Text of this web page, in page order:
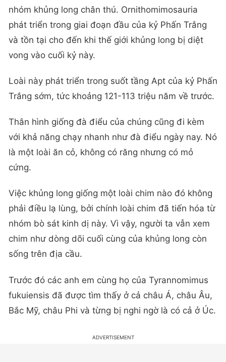
nhóm khủng long chân thú. Ornithomimosauria
phát triển trong giai đoạn đầu của kỷ Phấn Trắng
và tồn tại cho đến khi thế giới khủng long bị diệt
vong vào cuối kỷ này.
Loài này phát triển trong suốt tầng Apt của kỷ Phấn
Trắng sớm, tức khoảng 121-113 triệu năm về trước.
Thân hình giống đà điểu của chúng cũng đi kèm
với khả năng chạy nhanh như đà điểu ngày nay. Nó
là một loài ăn cỏ, không có răng nhưng có mỏ
cứng.
Việc khủng long giống một loài chim nào đó không
phải điều lạ lùng, bởi chính loài chim đã tiến hóa từ
nhóm bò sát kinh dị này. Vì vậy, người ta vẫn xem
chim như dòng dõi cuối cùng của khủng long còn
sống trên địa cầu.
Trước đó các anh em cùng họ của Tyrannomimus
fukuiensis đã được tìm thấy ở cả châu Á, châu Âu,
Bắc Mỹ, châu Phi và từng bị nghi ngờ là có cả ở Úc.